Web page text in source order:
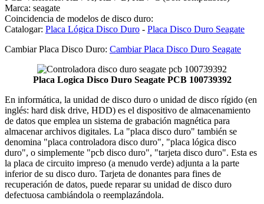
Marca: seagate
Coincidencia de modelos de disco duro:
Catalogar: Placa Lógica Disco Duro - Placa Disco Duro Seagate
Cambiar Placa Disco Duro: Cambiar Placa Disco Duro Seagate
Placa Logica Disco Duro Seagate PCB 100739392
En informática, la unidad de disco duro o unidad de disco rígido (en
inglés: hard disk drive, HDD) es el dispositivo de almacenamiento
de datos que emplea un sistema de grabación magnética para
almacenar archivos digitales. La "placa disco duro" también se
denomina "placa controladora disco duro", "placa lógica disco
duro", o simplemente "pcb disco duro", "tarjeta disco duro". Esta es
la placa de circuito impreso (a menudo verde) adjunta a la parte
inferior de su disco duro. Tarjeta de donantes para fines de
recuperación de datos, puede reparar su unidad de disco duro
defectuosa cambiándola o reemplazándola.